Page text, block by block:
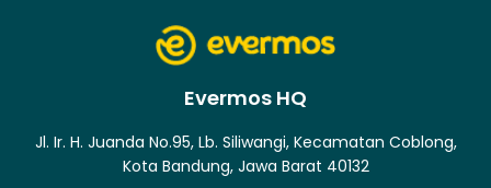
Evermos HQ
Jl. Ir. H. Juanda No.95, Lb. Siliwangi, Kecamatan Coblong,
Kota Bandung, Jawa Barat 40132